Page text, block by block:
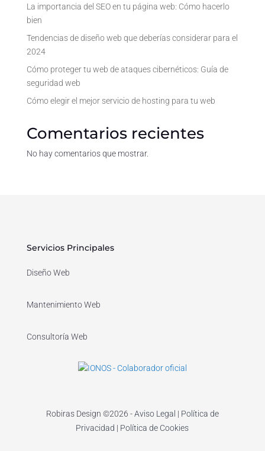
La importancia del SEO en tu página web: Cómo hacerlo
bien
Tendencias de diseño web que deberías considerar para el
2024
Cómo proteger tu web de ataques cibernéticos: Guía de
seguridad web
Cómo elegir el mejor servicio de hosting para tu web
Comentarios recientes
No hay comentarios que mostrar.
Servicios Principales
Diseño Web
Mantenimiento Web
Consultoría Web
Robiras Design ©​2026 -Aviso Legal | Política de
Privacidad | Política de Cookies